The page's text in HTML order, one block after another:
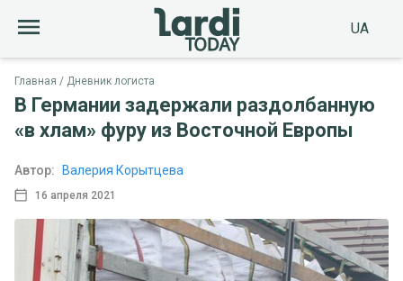
UA
Главная Дневник логиста
В Германии задержали раздолбанную
«в хлам» фуру из Восточной Европы
16 апреля 2021
Автор: Валерия Корытцева